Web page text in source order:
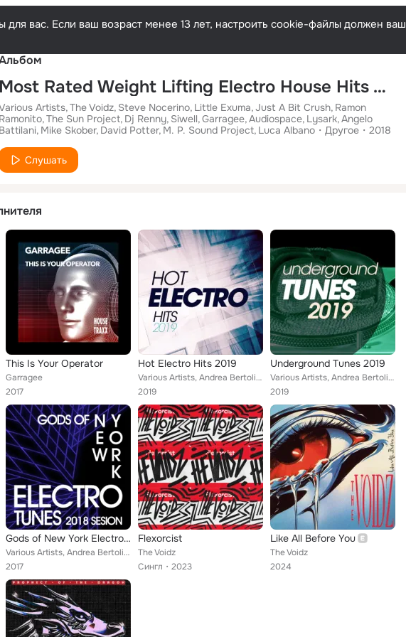
Русский
вас. Если ваш возраст менее 13 лет, настроить cookie-файлы должен ваш
Most Rated Weight Lifting Electro House Hits Workout Compilation
Artists The Voidz Steve Nocerino Little Exuma Just A Bit Crush Ramon
Ramonito The Sun Project Dj Renny Siwell Garragee Audiospace Lysark Angelo
Battilani Mike Skober David Potter M. P. Sound Project Luca Albano Другое 2018
Слушать
This Is Your Operator
Garragee
2017
Hot Electro Hits 2019
Various Artists, Andrea Bertolini, Marshall, Tek In Italy, Guzman, Garragee, The L Bit, Crackdown, Love Liquid, Afrikaner, Lysar...
2019
Underground Tunes 2019
Various Artists, Andrea Bertolini, 3Headz, Maurizio Gubellini Presents, Joe Smedile, Project 05, The Sun Project, Garragee, The ...
2019
Gods of New York Electro Tunes 2018 Edition
Various Artists, Andrea Bertolini, Last Minute, The Voidz, Just A Bit Crush, Powerizer, DJ Renny, Garragee, The L Bit, Paola Per...
2017
Flexorcist
The Voidz
Сингл
2023
Like All Before You
The Voidz
2024